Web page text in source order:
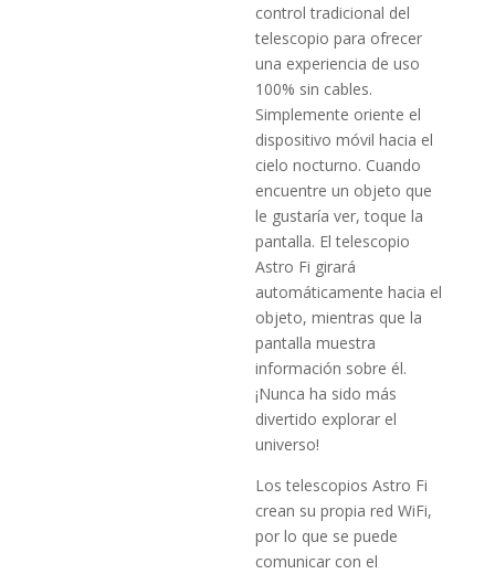
control tradicional del
telescopio para ofrecer
una experiencia de uso
100% sin cables.
Simplemente oriente el
dispositivo móvil hacia el
cielo nocturno. Cuando
encuentre un objeto que
le gustaría ver, toque la
pantalla. El telescopio
Astro Fi girará
automáticamente hacia el
objeto, mientras que la
pantalla muestra
información sobre él.
¡Nunca ha sido más
divertido explorar el
universo!
Los telescopios Astro Fi
crean su propia red WiFi,
por lo que se puede
comunicar con el